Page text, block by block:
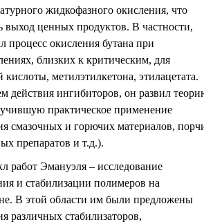
жидкофазного окисления, что
выход ценных продуктов. В частности,
процесс окисления бутана при
близких к критическим, для
кислоты, метилэтилкетона, этилацетата.
действия ингибиторов, он развил
практическое применение
смазочных и горючих материалов,
препаратов и т.д.).
работ Эмануэля – исследование
и стабилизации полимеров на
В этой области им были предложены
различных стабилизаторов,